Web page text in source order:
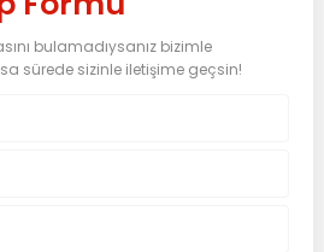
bulamadıysanız bizimle
sürede sizinle iletişime geçsin!